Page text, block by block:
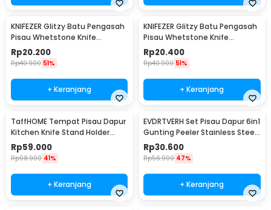
KNIFEZER Glitzy Batu Pengasah
Pisau Whetstone Knife
Sharpener 18cm 1000/6000 -
WKSS-01
Rp20.200
Rp40.900 51%
+ Keranjang
KNIFEZER Glitzy Batu Pengasah
Pisau Whetstone Knife
Sharpener 1000/3000 - Wkss-
02
Rp20.400
Rp40.900 51%
+ Keranjang
TaffHOME Tempat Pisau Dapur
Kitchen Knife Stand Holder
Stainless Steel - SUS430
Rp59.000
Rp98.900 41%
+ Keranjang
EVDRTVERH Set Pisau Dapur 6in1
Gunting Peeler Stainless Steel
- ER-0278
Rp30.600
Rp56.900 47%
+ Keranjang